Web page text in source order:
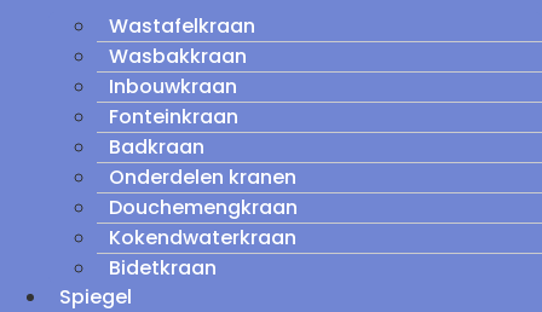
Wastafelkraan
Wasbakkraan
Inbouwkraan
Fonteinkraan
Badkraan
Onderdelen kranen
Douchemengkraan
Kokendwaterkraan
Bidetkraan
Spiegel